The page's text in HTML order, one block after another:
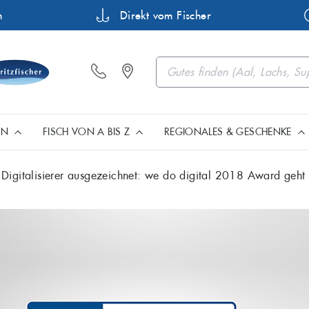
Direkt vom Fischer
Premium Filets
Fisch aus Müritz &
FISCH VON A BIS Z
Karpfen
REGIONALES & GESCHENKE
Geschenkartikel,
Digitalisierer ausgezeichnet: we do digital 2018 Award geht